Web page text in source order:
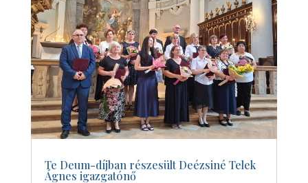
Te Deum-díjban részesült Deézsiné Telek
Ágnes igazgatónő